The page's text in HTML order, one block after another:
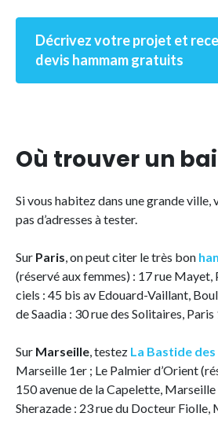
Décrivez votre projet et
devis hammam gratuits
Où trouver un
Si vous habitez dans une grande ville,
pas d’adresses à tester.
Sur Paris, on peut citer le très bon
(réservé aux femmes) : 17 rue Mayet,
ciels : 45 bis av Edouard-Vaillant,
de Saadia : 30 rue des Solitaires,
Sur Marseille, testez La Bastide des
Marseille 1er ; Le Palmier d’Orient
150 avenue de la Capelette, Marseille
Sherazade : 23 rue du Docteur Fiolle,